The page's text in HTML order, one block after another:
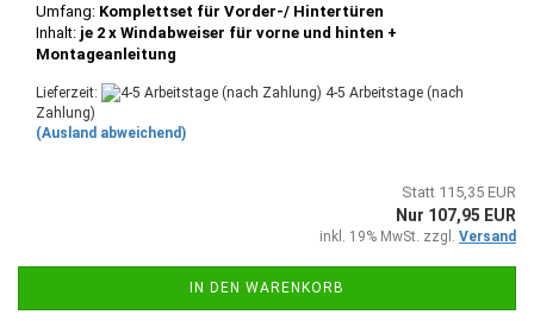
Umfang: Komplettset für Vorder-/ Hintertüren
Inhalt: je 2 x Windabweiser für vorne und hinten +
Montageanleitung
Lieferzeit:
4-5 Arbeitstage (nach
Zahlung)
(Ausland abweichend)
Statt 115,35 EUR
Nur 107,95 EUR
inkl. 19% MwSt. zzgl. Versand
IN DEN WARENKORB